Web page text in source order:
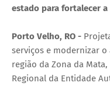
estado para fortalecer
Porto Velho, RO -
serviços e modernizar
região da Zona da
Regional da Entidade